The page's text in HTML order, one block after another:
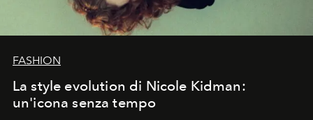
FASHION
La style evolution di Nicole Kidman:
un'icona senza tempo